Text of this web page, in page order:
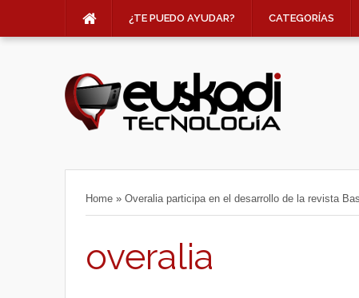
¿TE PUEDO AYUDAR? CATEGORÍAS
Home » Overalia participa en el desarrollo de la revista
overalia